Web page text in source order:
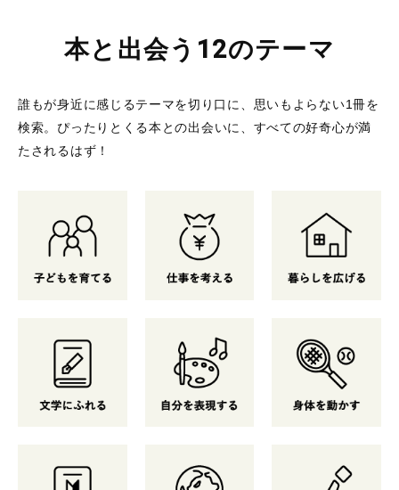
本と出会う12のテーマ
誰もが身近に感じるテーマを切り口に、思いもよらない1冊を
検索。 ぴったりとくる本との出会いに、すべての好奇心が満
たされるはず！